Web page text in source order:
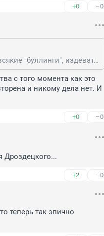
+0 –0
Интересно, а куда уезжать? В какую страну? В Россию всякие "буллинги", издевательства, расстрелы одноклассников как раз "из других стран" пришли. В американских школах вообще ад творится, почитайте рассказы американских школьников и преподавателей в сети. Травля и издевательства, применение оружия там распространены и "мода" к нам пришла вместе с "американской культурой".
с того момента как это
и никому дела нет. И
+0 –0
Дроздецкого...
+2 –0
теперь так эпично